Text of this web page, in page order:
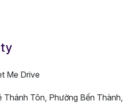
Me Drive
Thánh Tôn, Phường Bến Thành,